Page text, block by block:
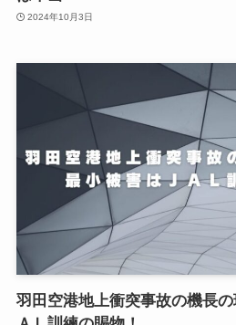
2024年10月3日
羽田空港地上衝突事故の機長